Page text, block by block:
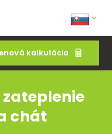
kalkulácia
chát